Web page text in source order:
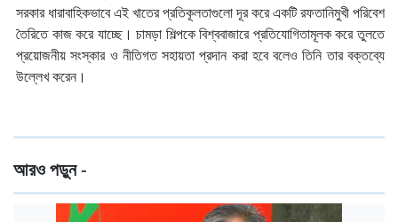
সরকার ধারাবাহিকভাবে এই খাতের প্রতিকূলতাগুলো দূর করে একটি রফতানিমুখী পরিবেশ
তৈরিতে কাজ করে যাচ্ছে। চামড়া শিল্পকে বিশ্ববাজারে প্রতিযোগিতামূলক করে তুলতে
প্রয়োজনীয় সংস্কার ও নীতিগত সহায়তা প্রদান করা হবে বলেও তিনি তার বক্তব্যে
উল্লেখ করেন।
আরও পড়ুন -